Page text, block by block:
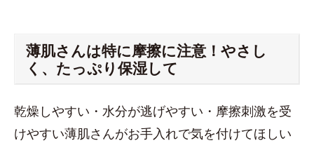
薄肌さんは特に摩擦に注意！やさし
く、たっぷり保湿して
乾燥しやすい・水分が逃げやすい・摩擦刺激を受
けやすい薄肌さんがお手入れで気を付けてほしい